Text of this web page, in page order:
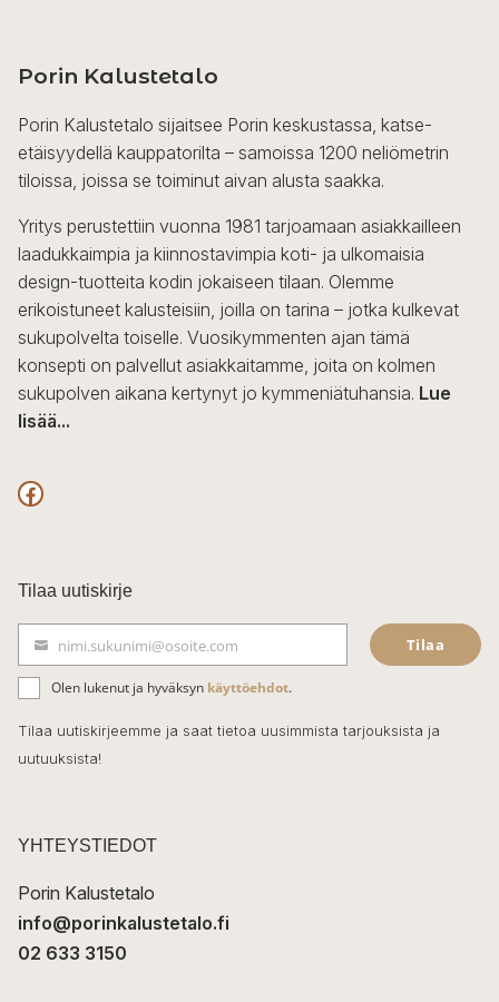
Porin Kalustetalo
Porin Kalustetalo sijaitsee Porin keskustassa, katse-
etäisyydellä kauppatorilta – samoissa 1200 neliömetrin
tiloissa, joissa se toiminut aivan alusta saakka.
Yritys perustettiin vuonna 1981 tarjoamaan asiakkailleen
laadukkaimpia ja kiinnostavimpia koti- ja ulkomaisia
design-tuotteita kodin jokaiseen tilaan. Olemme
erikoistuneet kalusteisiin, joilla on tarina – jotka kulkevat
sukupolvelta toiselle. Vuosikymmenten ajan tämä
konsepti on palvellut asiakkaitamme, joita on kolmen
sukupolven aikana kertynyt jo kymmeniätuhansia. Lue
lisää...
F
c
e
b
o
o
k
Tilaa uutiskirje
ä
h
k
t
nimi.sukunimi@osoite.com Tilaa
Olen lukenut ja hyväksyn käyttöehdot.
Tilaa uutiskirjeemme ja saat tietoa uusimmista tarjouksista ja
uutuuksista!
YHTEYSTIEDOT
Porin Kalustetalo
info@porinkalustetalo.fi
02 633 3150